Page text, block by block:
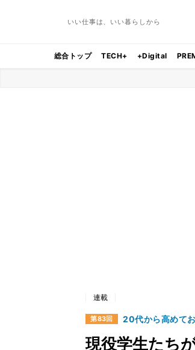
いい仕事は、いい暮らしから
総合トップ TECH+ +Digital
連載
第83回 20代から高めて
現役学生たち